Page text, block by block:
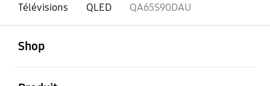
Télévisions
QLED QA65S90DAU
Shop